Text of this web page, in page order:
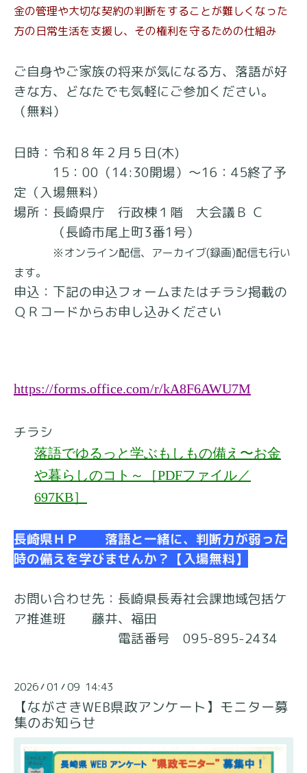
金の管理や大切な契約の判断をすることが難しくなった
方の日常生活を支援し、その権利を守るための仕組み
ご自身やご家族の将来が気になる方、落語が好
きな方、どなたでも気軽にご参加ください。
（無料）
日時：令和８年２月５日(木)
15：00（14:30開場）～16：45終了予
定（入場無料）
場所：長崎県庁 行政棟１階 大会議Ｂ Ｃ
（長崎市尾上町3番1号）
※オンライン配信、アーカイブ(録画)配信も行い
ます。
申込：下記の申込フォームまたはチラシ掲載の
ＱＲコードからお申し込みください
https://forms.office.com/r/kA8F6AWU7M
チラシ
落語でゆるっと学ぶもしもの備え〜お金
や暮らしのコト～［PDFファイル／
697KB］
長崎県ＨＰ 落語と一緒に、判断力が弱った
時の備えを学びませんか？【入場無料】
お問い合わせ先：長崎県長寿社会課地域包括ケ
ア推進班 藤井、福田
電話番号 095-895-2434
2026/01 /09 14:43
【ながさきWEB県政アンケート】モニター募
集のお知らせ